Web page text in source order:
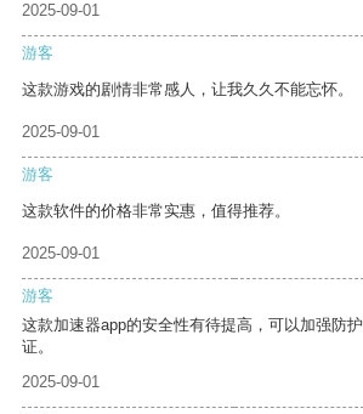
2025-09-01
游客
这款游戏的剧情非常感人，让我久久不能忘怀。
2025-09-01
游客
这款软件的价格非常实惠，值得推荐。
2025-09-01
游客
这款加速器app的安全性有待提高，可以加强防
证。
2025-09-01